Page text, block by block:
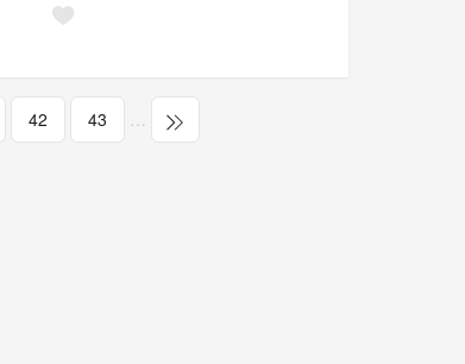
42 43 …